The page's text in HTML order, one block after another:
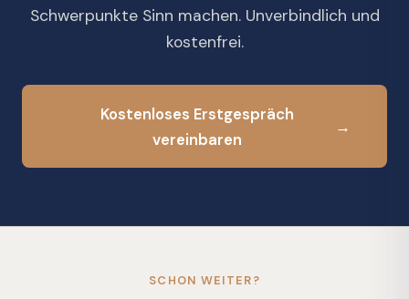
Schwerpunkte Sinn machen. Unverbindlich und
kostenfrei.
Kostenloses Erstgespräch
vereinbaren
→
SCHON WEITER?